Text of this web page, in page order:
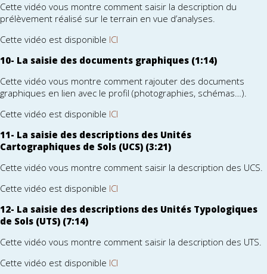
Cette vidéo vous montre comment saisir la description du
prélèvement réalisé sur le terrain en vue d’analyses.
Cette vidéo est disponible ICI
10- La saisie des documents graphiques (1:14)
Cette vidéo vous montre comment rajouter des documents
graphiques en lien avec le profil (photographies, schémas…).
Cette vidéo est disponible ICI
11- La saisie des descriptions des Unités
Cartographiques de Sols (UCS) (3:21)
Cette vidéo vous montre comment saisir la description des UCS.
Cette vidéo est disponible ICI
12- La saisie des descriptions des Unités Typologiques
de Sols (UTS) (7:14)
Cette vidéo vous montre comment saisir la description des UTS.
Cette vidéo est disponible ICI